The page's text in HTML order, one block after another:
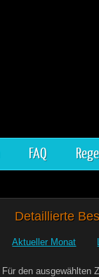
FAQ
Detaillierte
Aktueller Monat
Für den ausgewählten